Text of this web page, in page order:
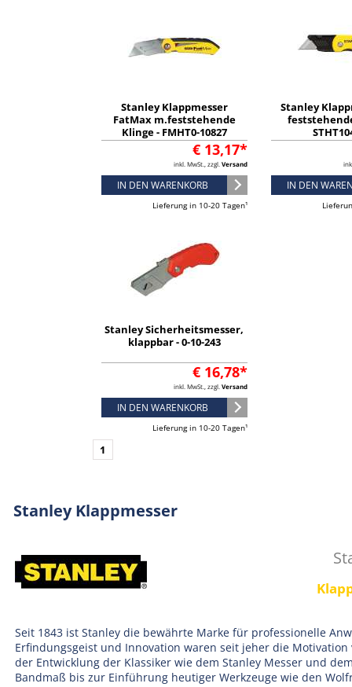
Stanley Klappmesser
FatMax m.feststehende
Klinge - FMHT0-10827
€ 13,17*
inkl. MwSt., zzgl. Versand
IN DEN WARENKORB
Lieferung in 10-20 Tagen¹
Stanley
IN DEN
Stanley Sicherheitsmesser,
klappbar - 0-10-243
€ 16,78*
inkl. MwSt., zzgl. Versand
IN DEN WARENKORB
Lieferung in 10-20 Tagen¹
1
Stanley Klappmesser
Seit 1843 ist Stanley die bewährte Marke für professionelle
Erfindungsgeist und Innovation waren seit jeher die Motivation
der Entwicklung der Klassiker wie dem Stanley Messer und
Bandmaß bis zur Einführung heutiger Werkzeuge wie den